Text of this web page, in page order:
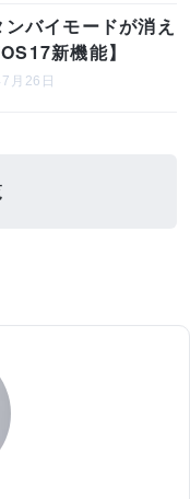
バイモードが消え
新機能】
月26日